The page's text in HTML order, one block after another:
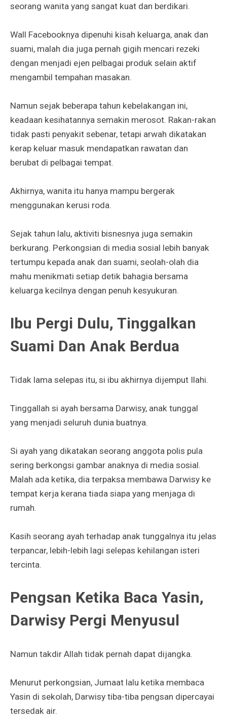
seorang wanita yang sangat kuat dan berdikari.
Wall Facebooknya dipenuhi kisah keluarga, anak dan
suami, malah dia juga pernah gigih mencari rezeki
dengan menjadi ejen pelbagai produk selain aktif
mengambil tempahan masakan.
Namun sejak beberapa tahun kebelakangan ini,
keadaan kesihatannya semakin merosot. Rakan-rakan
tidak pasti penyakit sebenar, tetapi arwah dikatakan
kerap keluar masuk mendapatkan rawatan dan
berubat di pelbagai tempat.
Akhirnya, wanita itu hanya mampu bergerak
menggunakan kerusi roda.
Sejak tahun lalu, aktiviti bisnesnya juga semakin
berkurang. Perkongsian di media sosial lebih banyak
tertumpu kepada anak dan suami, seolah-olah dia
mahu menikmati setiap detik bahagia bersama
keluarga kecilnya dengan penuh kesyukuran.
Ibu Pergi Dulu, Tinggalkan
Suami Dan Anak Berdua
Tidak lama selepas itu, si ibu akhirnya dijemput Ilahi.
Tinggallah si ayah bersama Darwisy, anak tunggal
yang menjadi seluruh dunia buatnya.
Si ayah yang dikatakan seorang anggota polis pula
sering berkongsi gambar anaknya di media sosial.
Malah ada ketika, dia terpaksa membawa Darwisy ke
tempat kerja kerana tiada siapa yang menjaga di
rumah.
Kasih seorang ayah terhadap anak tunggalnya itu jelas
terpancar, lebih-lebih lagi selepas kehilangan isteri
tercinta.
Pengsan Ketika Baca Yasin,
Darwisy Pergi Menyusul
Namun takdir Allah tidak pernah dapat dijangka.
Menurut perkongsian, Jumaat lalu ketika membaca
Yasin di sekolah, Darwisy tiba-tiba pengsan dipercayai
tersedak air.